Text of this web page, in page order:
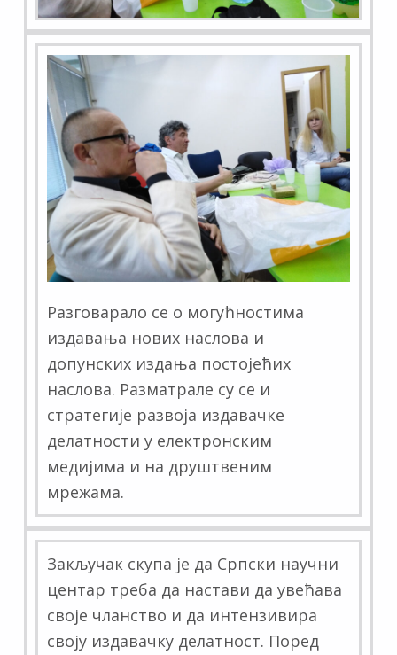
Разговарало се о могућностима
издавања нових наслова и
допунских издања постојећих
наслова. Разматрале су се и
стратегије развоја издавачке
делатности у електронским
медијима и на друштвеним
мрежама.
Закључак скупа је да Српски научни
центар треба да настави да увећава
своје чланство и да интензивира
своју издавачку делатност. Поред